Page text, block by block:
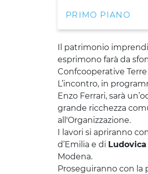
PRIMO PIANO
Il patrimonio
esprimono farà da
Confcooperative Terre
L’incontro, in
Enzo Ferrari, sarà
grande ricchezza
all'Organizzazione.
I lavori si apriranno
d’Emilia e di
Modena.
Proseguiranno con la